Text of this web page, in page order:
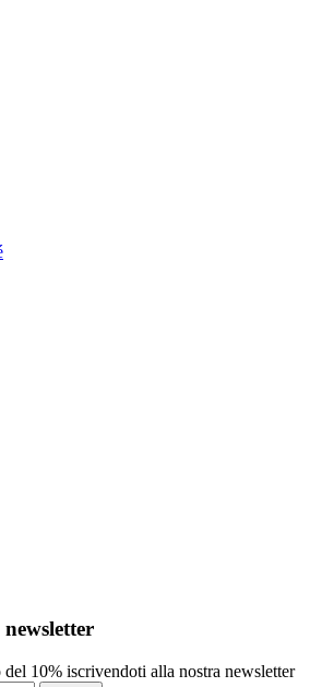
10% iscrivendoti alla nostra newsletter